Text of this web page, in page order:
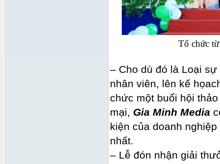
Tổ chức
– Cho dù đó là Loại
nhân viên, lên kế
chức một buổi hội
mại, Gia Minh Media
kiện của doanh
nhất.
– Lễ đón nhận giải